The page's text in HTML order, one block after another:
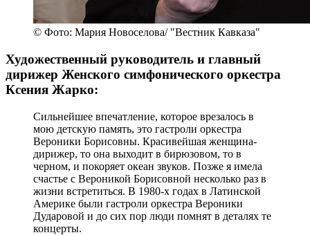
© Фото: Мария Новоселова/ "Вестник Кавказа"
Художественный руководитель и главный
дирижер Женского симфонического оркестра
Ксения Жарко:
Сильнейшее впечатление, которое врезалось в
мою детскую память, это гастроли оркестра
Вероники Борисовны. Красивейшая женщина-
дирижер, то она выходит в бирюзовом, то в
черном, и покоряет океан звуков. Позже я имела
счастье с Вероникой Борисовной несколько раз в
жизни встретиться. В 1980-х годах в Латинской
Америке были гастроли оркестра Вероники
Дударовой и до сих пор люди помнят в деталях те
концерты.